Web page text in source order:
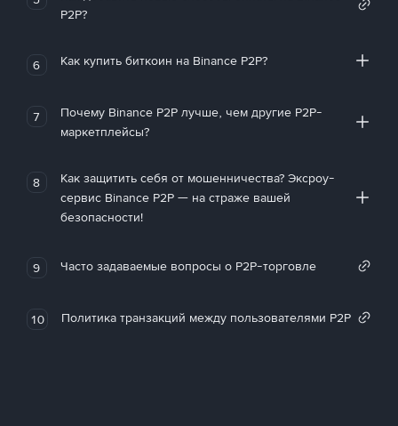
P2P?
6 Как купить биткоин на Binance P2P?
7
Почему Binance P2P лучше, чем другие P2P-
маркетплейсы?
8
Как защитить себя от мошенничества? Эксроу-
сервис Binance P2P — на страже вашей
безопасности!
9 Часто задаваемые вопросы о P2P-торговле
10 Политика транзакций между пользователями P2P